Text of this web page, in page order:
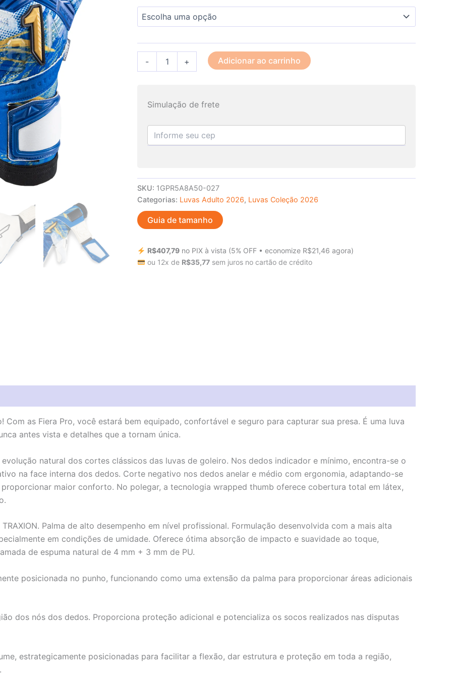
- + Adicionar ao carrinho
Simulação de frete
SKU: 1GPR5A8A50-027
Categorias: Luvas Adulto 2026, Luvas Coleção 2026
Guia de tamanho
R$407,79no PIX à vista (5% OFF • economize R$21,46 agora)
ou 12x de R$35,77sem juros no cartão de crédito
as Fiera Pro, você estará bem equipado, confortável e seguro para capturar sua presa. É uma luva
antes vista e detalhes que a tornam única.
natural dos cortes clássicos das luvas de goleiro. Nos dedos indicador e mínimo, encontra-se o
na face interna dos dedos. Corte negativo nos dedos anelar e médio com ergonomia, adaptando-se
maior conforto. No polegar, a tecnologia wrapped thumb oferece cobertura total em látex,
Palma de alto desempenho em nível profissional. Formulação desenvolvida com a mais alta
em condições de umidade. Oferece ótima absorção de impacto e suavidade ao toque,
de espuma natural de 4 mm + 3 mm de PU.
posicionada no punho, funcionando como uma extensão da palma para proporcionar áreas adicionais
dos nós dos dedos. Proporciona proteção adicional e potencializa os socos realizados nas disputas
estrategicamente posicionadas para facilitar a flexão, dar estrutura e proteção em toda a região,